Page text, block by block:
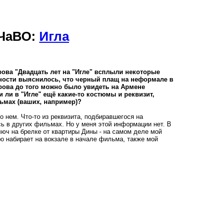
Игла
"Двадцать лет на "Игле" всплыли некоторые
выяснилось, что черный плащ на неформале в
до того можно было увидеть на Армене
ли в "Игле" ещё какие-то костюмы и реквизит,
(ваших, например)?
Что-то из реквизита, подбиравшегося на
в других фильмах. Но у меня этой информации нет. В
на брелке от квартиры Дины - на самом деле мой
на вокзале в начале фильма, также мой